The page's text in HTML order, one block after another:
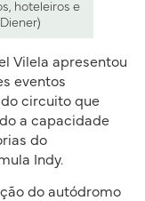
hoteleiros e
Vilela apresentou
eventos
circuito que
a capacidade
do
Indy.
do autódromo